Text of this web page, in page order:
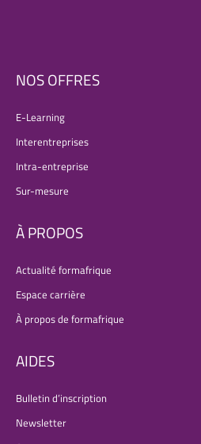
NOS OFFRES
E-Learning
Interentreprises
Intra-entreprise
Sur-mesure
À PROPOS
Actualité formafrique
Espace carrière
À propos de formafrique
AIDES
Bulletin d’inscription
Newsletter